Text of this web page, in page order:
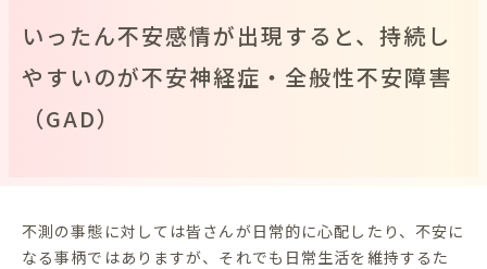
いったん不安感情が出現すると、持続し
やすいのが不安神経症・全般性不安障害
（GAD）
不測の事態に対しては皆さんが日常的に心配したり、不安に
なる事柄ではありますが、それでも日常生活を維持するた